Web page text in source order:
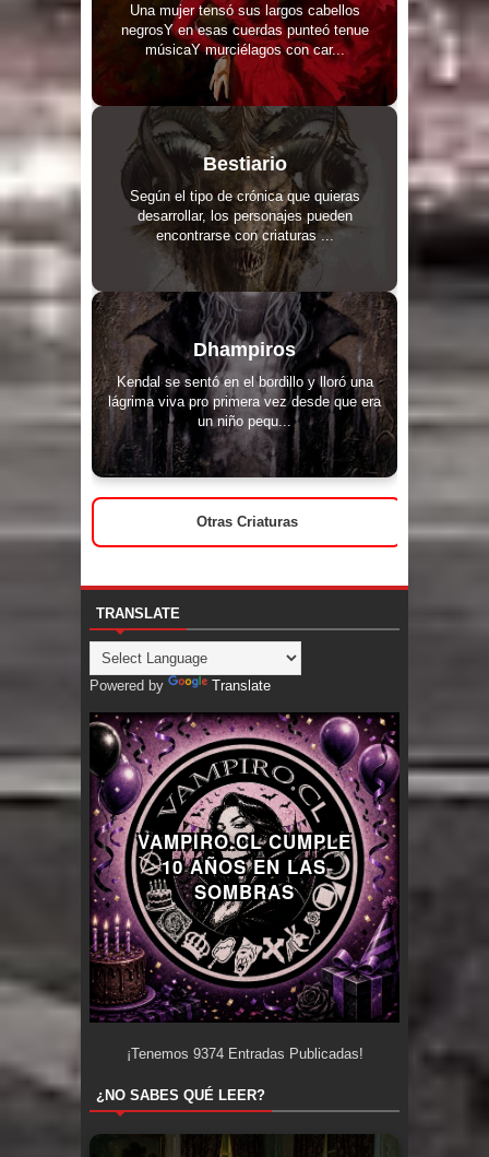
Una mujer tensó sus largos cabellos
negrosY en esas cuerdas punteó tenue
músicaY murciélagos con car...
Bestiario
Según el tipo de crónica que quieras
desarrollar, los personajes pueden
encontrarse con criaturas ...
Dhampiros
Kendal se sentó en el bordillo y lloró una
lágrima viva pro primera vez desde que era
un niño pequ...
Otras Criaturas
TRANSLATE
Powered by Translate
VAMPIRO.CL CUMPLE
10 AÑOS EN LAS
SOMBRAS
¡Tenemos 9374Entradas Publicadas!
¿NO SABES QUÉ LEER?